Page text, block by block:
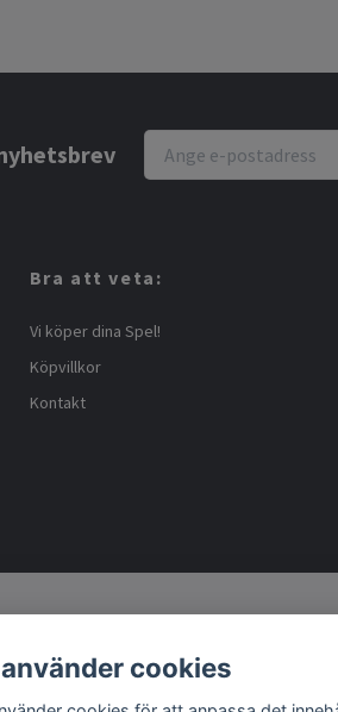
Bra att veta:
Vi köper dina Spel!
Köpvillkor
Kontakt
cookies